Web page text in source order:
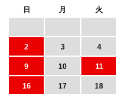
日 月 火
2
3 4
9
10 11
16
17 18